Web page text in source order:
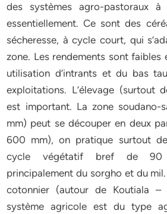
des systèmes agro-pastoraux
essentiellement. Ce sont des
sécheresse, à cycle court, qui
zone. Les rendements sont faibles
utilisation d’intrants et du bas
exploitations. L’élevage (surtout
est important. La zone soudano-
mm) peut se découper en deux
600 mm), on pratique surtout
cycle végétatif bref de 90
principalement du sorgho et du
cotonnier (autour de Koutiala
système agricole est du type